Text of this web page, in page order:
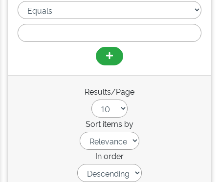
Results/Page
Sort items by
In order